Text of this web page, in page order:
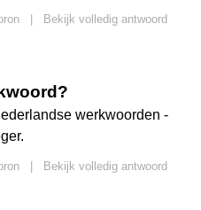
Bekijk volledig antwoord
werkwoorden -
Bekijk volledig antwoord